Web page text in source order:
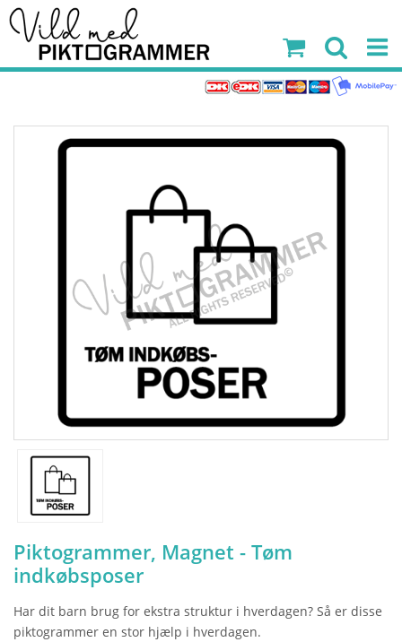
Piktogrammer, Magnet - Tøm
indkøbsposer
Har dit barn brug for ekstra struktur i hverdagen? Så er disse
piktogrammer en stor hjælp i hverdagen.